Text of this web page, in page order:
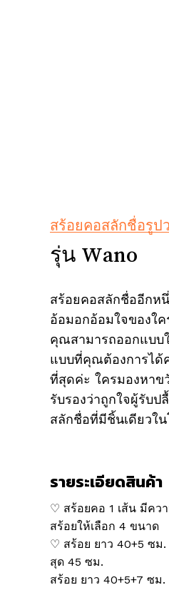
สร้อยคอสลักชื่อรูป
รุ่น Wano
สร้อยคอสลักชื่ออีกห
อ้อมอกอ้อมใจของใ
คุณสามารถออกแบบ
แบบที่คุณต้องการได้
ที่สุดค่ะ ใครมองหาข
รับรองว่าถูกใจผู้รับ
สลักชื่อที่มีชิ้นเดียวใ
รายระเอียดสินค้า
♡ สร้อยคอ 1 เส้น มีคว
สร้อยให้เลือก 4 ขนาด
♡ สร้อย ยาว 40+5 ซม.
สุด 45 ซม.
สร้อย ยาว 40+5+7 ซม.